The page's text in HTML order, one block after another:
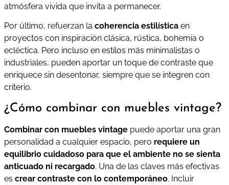
atmósfera vivida que invita a permanecer.
Por último, refuerzan la coherencia estilística en
proyectos con inspiración clásica, rústica, bohemia o
ecléctica. Pero incluso en estilos más minimalistas o
industriales, pueden aportar un toque de contraste que
enriquece sin desentonar, siempre que se integren con
criterio.
¿Cómo combinar con muebles vintage?
Combinar con muebles vintage puede aportar una gran
personalidad a cualquier espacio, pero requiere un
equilibrio cuidadoso para que el ambiente no se sienta
anticuado ni recargado. Una de las claves más efectivas
es crear contraste con lo contemporáneo. Incluir